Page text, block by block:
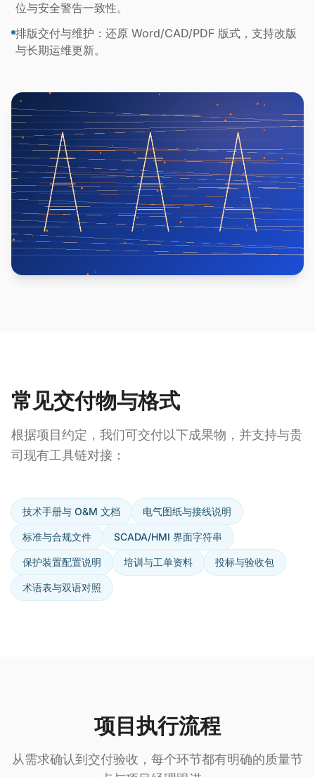
位与安全警告一致性。
排版交付与维护：还原 Word/CAD/PDF 版式，支持改版
与长期运维更新。
常见交付物与格式
根据项目约定，我们可交付以下成果物，并支持与贵
司现有工具链对接：
技术手册与 O&M 文档 电气图纸与接线说明
标准与合规文件 SCADA/HMI 界面字符串
保护装置配置说明 培训与工单资料 投标与验收包
术语表与双语对照
项目执行流程
从需求确认到交付验收，每个环节都有明确的质量节